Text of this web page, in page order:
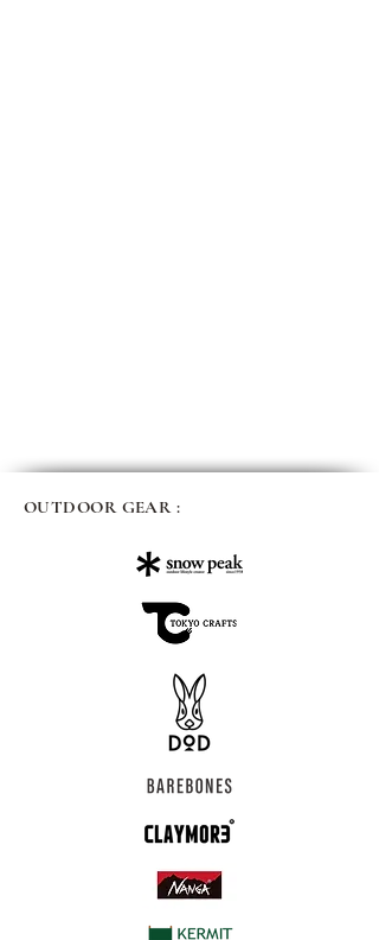
OUTDOOR GEAR :